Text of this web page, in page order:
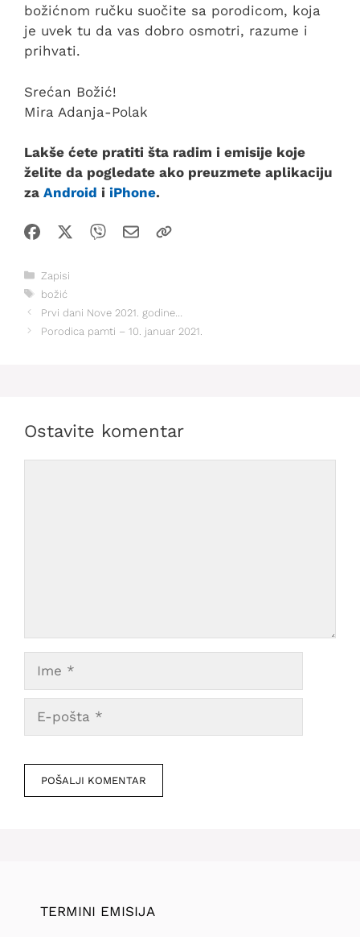
božićnom ručku suočite sa porodicom, koja
je uvek tu da vas dobro osmotri, razume i
prihvati.
Srećan Božić!
Mira Adanja-Polak
Lakše ćete pratiti šta radim i emisije koje
želite da pogledate ako preuzmete aplikaciju
za Android i iPhone.
Kategorije
Zapisi
Oznake
božić
Prvi dani Nove 2021. godine…
Porodica pamti – 10. januar 2021.
Ostavite komentar
pošta
mesto
TERMINI EMISIJA